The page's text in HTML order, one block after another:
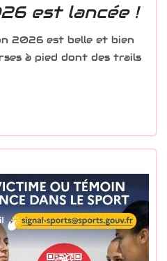
est lancée !
2026 est belle et bien
à pied dont des trails